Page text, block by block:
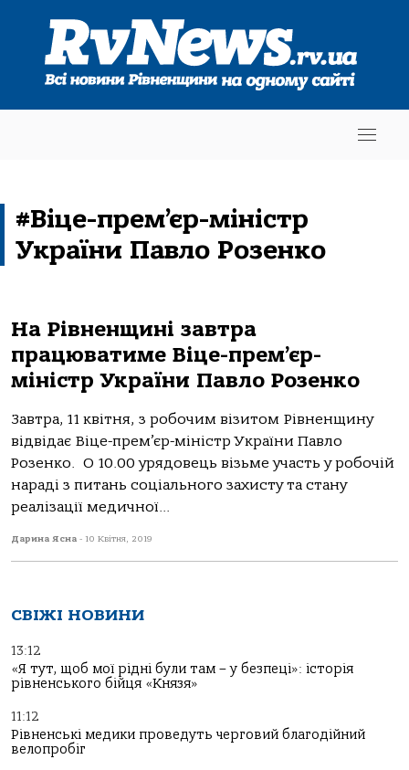
#Віце-прем’єр-міністр
України Павло Розенко
На Рівненщині завтра
працюватиме Віце-прем’єр-
міністр України Павло Розенко
Завтра, 11 квітня, з робочим візитом Рівненщину
відвідає Віце-прем’єр-міністр України Павло
Розенко. О 10.00 урядовець візьме участь у робочій
нараді з питань соціального захисту та стану
реалізації медичної...
Дарина Ясна - 10 Квітня, 2019
СВІЖІ НОВИНИ
13:12
«Я тут, щоб мої рідні були там – у безпеці»: історія
рівненського бійця «Князя»
11:12
Рівненські медики проведуть черговий благодійний
велопробіг